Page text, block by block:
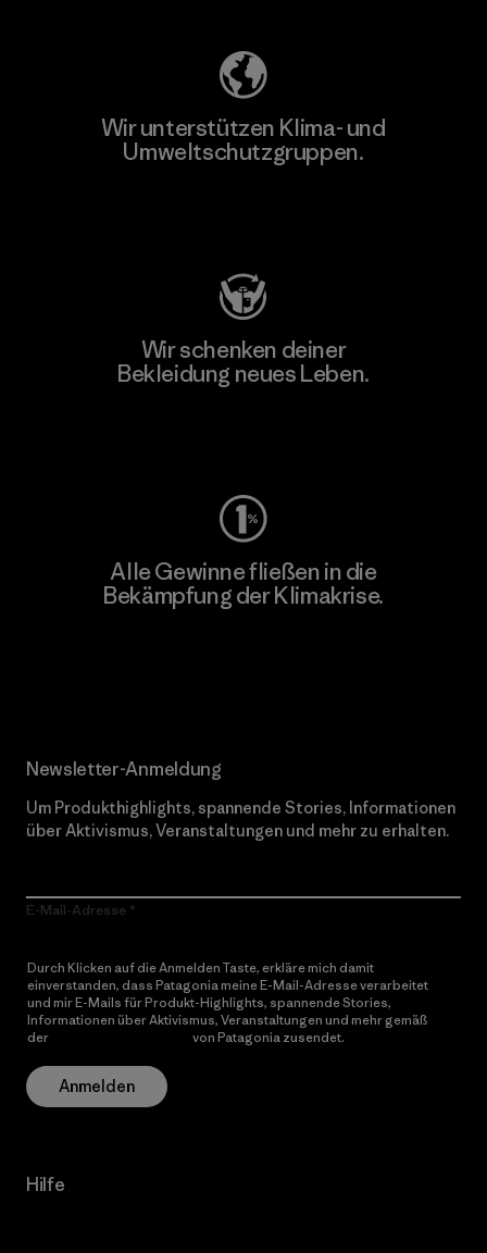
Wir unterstützen Klima- und
Umweltschutzgruppen.
Wir schenken deiner
Bekleidung neues Leben.
Alle Gewinne fließen in die
Bekämpfung der Klimakrise.
Newsletter-Anmeldung
Um Produkthighlights, spannende Stories, Informationen
über Aktivismus, Veranstaltungen und mehr zu erhalten.
E-Mail-Adresse
Durch Klicken auf die Anmelden Taste, erkläre mich damit
einverstanden, dass Patagonia meine E-Mail-Adresse verarbeitet
und mir E-Mails für Produkt-Highlights, spannende Stories,
Informationen über Aktivismus, Veranstaltungen und mehr gemäß
der
von Patagonia zusendet.
Anmelden
Hilfe